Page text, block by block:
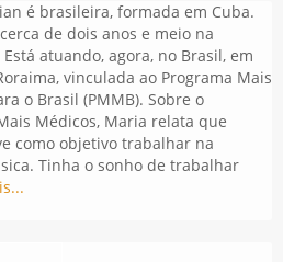
é brasileira, formada em Cuba.
de dois anos e meio na
atuando, agora, no Brasil, em
vinculada ao Programa Mais
o Brasil (PMMB). Sobre o
Médicos, Maria relata que
como objetivo trabalhar na
Tinha o sonho de trabalhar